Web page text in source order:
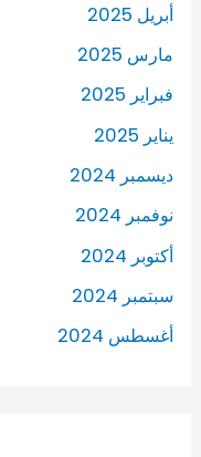
أبريل 2025
مارس 2025
فبراير 2025
يناير 2025
ديسمبر 2024
نوفمبر 2024
أكتوبر 2024
سبتمبر 2024
أغسطس 2024